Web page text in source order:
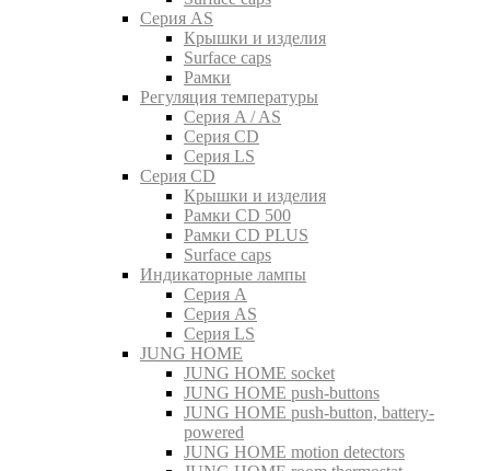
Серия AS
Крышки и изделия
Surface caps
Рамки
Регуляция температуры
Серия A / AS
Серия CD
Серия LS
Серия CD
Крышки и изделия
Рамки CD 500
Рамки CD PLUS
Surface caps
Индикаторные лампы
Серия A
Серия AS
Серия LS
JUNG HOME
JUNG HOME socket
JUNG HOME push-buttons
JUNG HOME push-button, battery-
powered
JUNG HOME motion detectors